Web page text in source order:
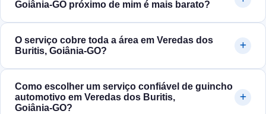
Goiânia‑GO próximo de mim é mais barato?
O serviço cobre toda a área em Veredas dos
Buritis, Goiânia‑GO?
Como escolher um serviço confiável de guincho
automotivo em Veredas dos Buritis,
Goiânia‑GO?